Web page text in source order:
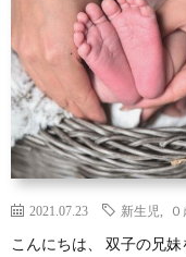
2021.07.23 新生児
こんにちは、 双子の兄